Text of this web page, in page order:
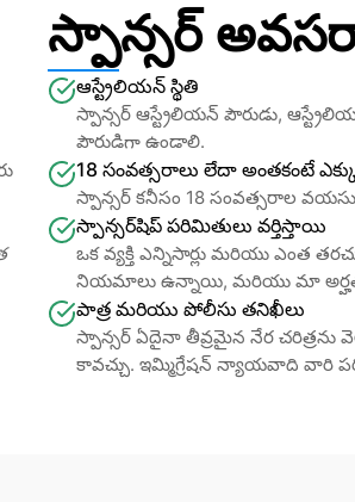
స్పాన్సర్
ఆస్ట్రేలియన్ స్థితి
స్పాన్సర్ ఆస్ట్రేలియన్ పౌరుడు,
పౌరుడిగా ఉండాలి.
18 సంవత్సరాలు లేదా అంతకంటే
స్పాన్సర్ కనీసం 18 సంవత్సరాల
స్పాన్సర్‌షిప్ పరిమితులు వర్తిస్తాయి
ఒక వ్యక్తి ఎన్నిసార్లు మరియు ఎంత
నియమాలు ఉన్నాయి, మరియు మా అర్హత
పాత్ర మరియు పోలీసు తనిఖీలు
స్పాన్సర్ ఏదైనా తీవ్రమైన నేర
కావచ్చు. ఇమ్మిగ్రేషన్ న్యాయవాది వారి